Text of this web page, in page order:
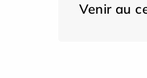
Venir au